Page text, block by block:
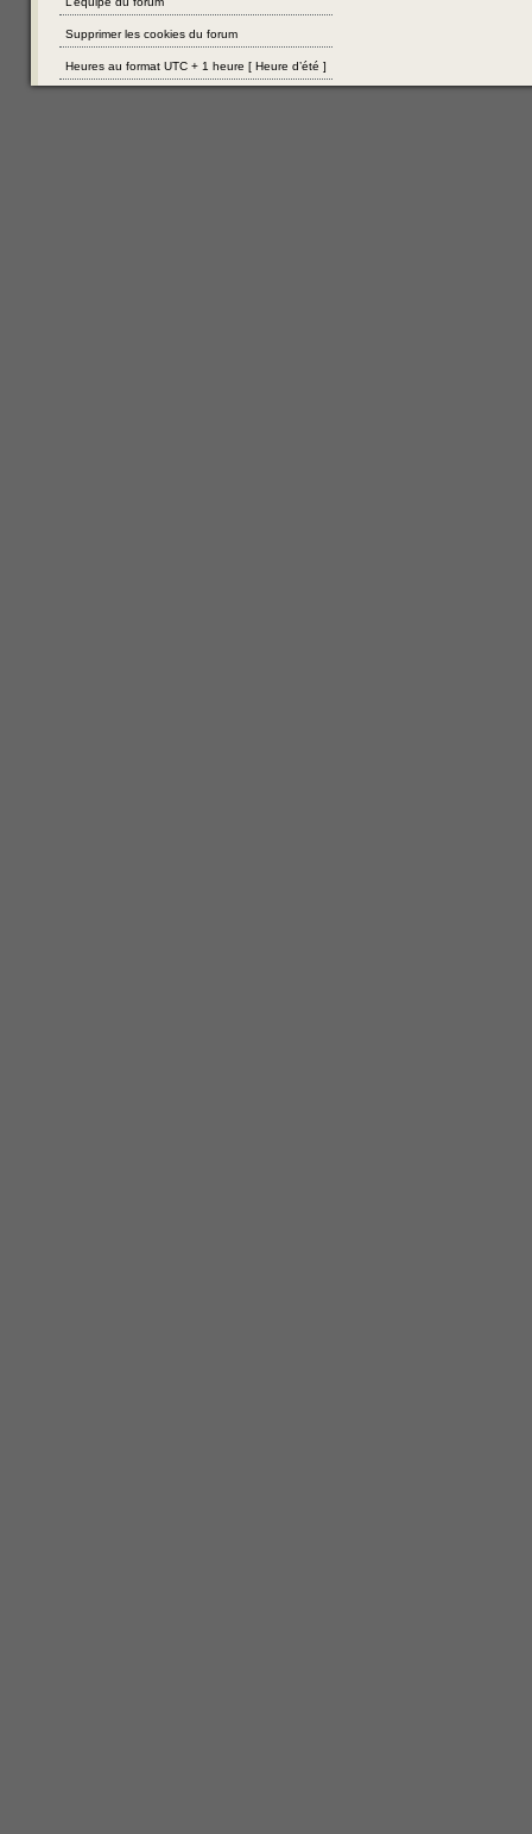
Supprimer les cookies du forum
Heures au format UTC + 1 heure [ Heure d’été ]